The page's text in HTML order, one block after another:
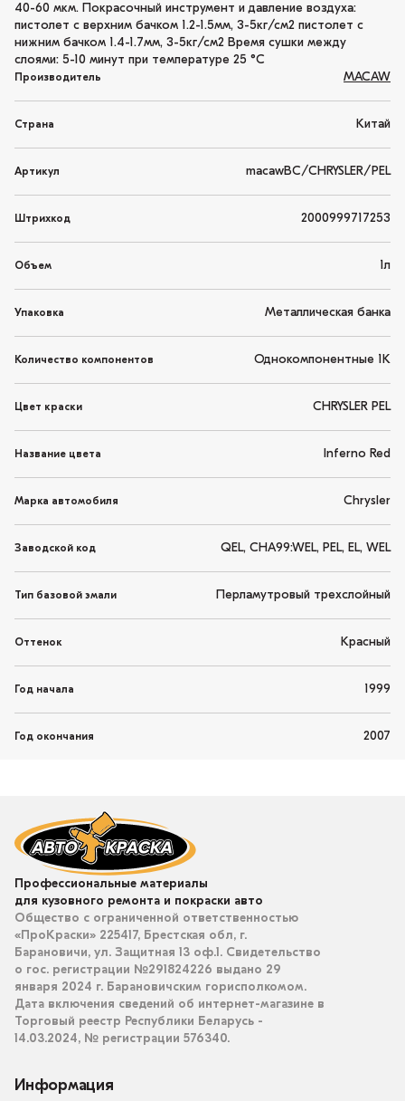
40-60 мкм. Покрасочный инструмент и давление воздуха:
пистолет с верхним бачком 1.2-1.5мм, 3-5кг/см2 пистолет с
нижним бачком 1.4-1.7мм, 3-5кг/см2 Время сушки между
слоями: 5-10 минут при температуре 25 °C
Производитель MACAW
Страна Китай
Артикул macawBC/CHRYSLER/PEL
Штрихкод 2000999717253
Объем 1л
Упаковка Металлическая банка
Количество компонентов Однокомпонентные 1K
Цвет краски CHRYSLER PEL
Название цвета Inferno Red
Марка автомобиля Chrysler
Заводской код QEL, CHA99:WEL, PEL, EL, WEL
Тип базовой эмали Перламутровый трехслойный
Оттенок Красный
Год начала 1999
Год окончания 2007
Профессиональные материалы
для кузовного ремонта и покраски авто
Общество с ограниченной ответственностью
«ПроКраски» 225417, Брестская обл, г.
Барановичи, ул. Защитная 13 оф.1. Свидетельство
о гос. регистрации №291824226 выдано 29
января 2024 г. Барановичским горисполкомом.
Дата включения сведений об интернет-магазине в
Торговый реестр Республики Беларусь -
14.03.2024, № регистрации 576340.
Информация